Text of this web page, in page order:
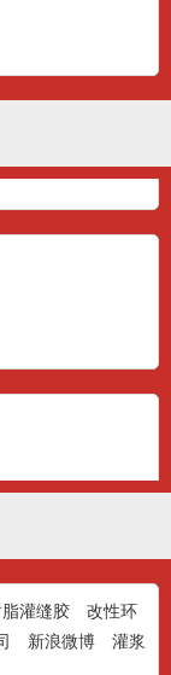
灌缝胶
改性环
新浪微博
灌浆